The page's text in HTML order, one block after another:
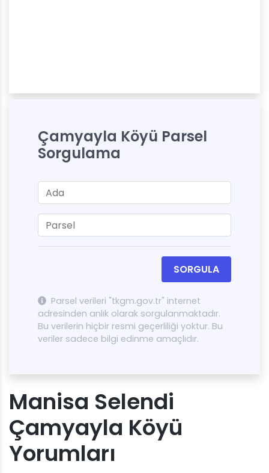
Çamyayla Köyü Parsel
Sorgulama
SORGULA
Parsel verileri "tkgm.gov.tr" internet
adresinden anlık olarak sorgulanmaktadır.
Bu verilerin hiçbir resmi geçerliliği yoktur. Bu
veriler sadece bilgi edinme amaçlıdır.
Manisa Selendi
Çamyayla Köyü
Yorumları